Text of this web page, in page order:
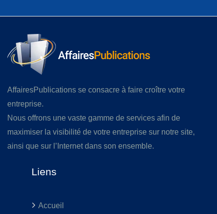
AffairesPublications se consacre à faire croître votre
entreprise.
Nous offrons une vaste gamme de services afin de
maximiser la visibilité de votre entreprise sur notre site,
ainsi que sur l’Internet dans son ensemble.
Liens
Accueil